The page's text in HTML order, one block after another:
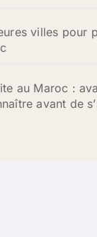
villes pour
au Maroc :
avant de